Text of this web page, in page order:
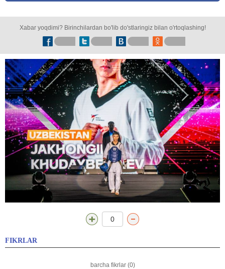
Xabar yoqdimi? Birinchilardan bo'lib do'stlaringiz bilan o'rtoqlashing!
0
FIKRLAR
barcha fikrlar (0)